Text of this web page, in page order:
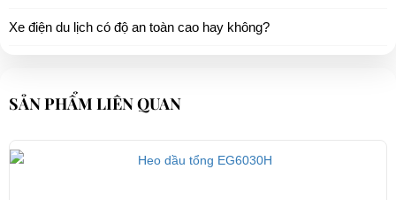
Xe điện du lịch có độ an toàn cao hay không?
SẢN PHẨM LIÊN QUAN